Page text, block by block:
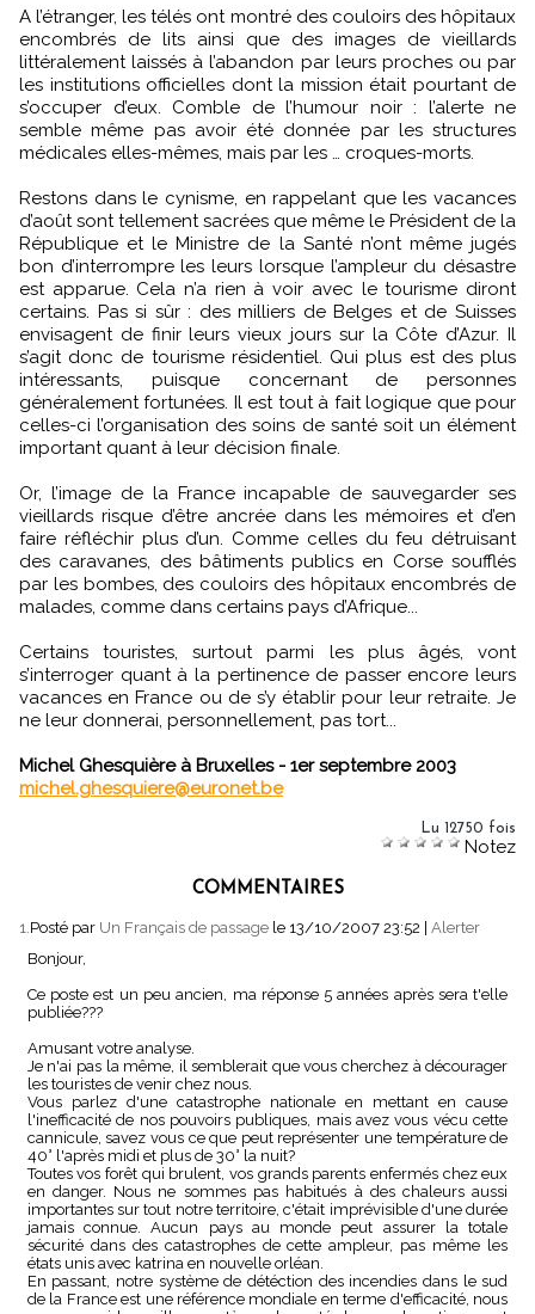
A l’étranger, les télés ont montré des couloirs des hôpitaux
encombrés de lits ainsi que des images de vieillards
littéralement laissés à l’abandon par leurs proches ou par
les institutions officielles dont la mission était pourtant de
s’occuper d’eux. Comble de l’humour noir : l’alerte ne
semble même pas avoir été donnée par les structures
médicales elles-mêmes, mais par les … croques-morts.
Restons dans le cynisme, en rappelant que les vacances
d’août sont tellement sacrées que même le Président de la
République et le Ministre de la Santé n’ont même jugés
bon d’interrompre les leurs lorsque l’ampleur du désastre
est apparue. Cela n’a rien à voir avec le tourisme diront
certains. Pas si sûr : des milliers de Belges et de Suisses
envisagent de finir leurs vieux jours sur la Côte d’Azur. Il
s’agit donc de tourisme résidentiel. Qui plus est des plus
intéressants, puisque concernant de personnes
généralement fortunées. Il est tout à fait logique que pour
celles-ci l’organisation des soins de santé soit un élément
important quant à leur décision finale.
Or, l’image de la France incapable de sauvegarder ses
vieillards risque d’être ancrée dans les mémoires et d’en
faire réfléchir plus d’un. Comme celles du feu détruisant
des caravanes, des bâtiments publics en Corse soufflés
par les bombes, des couloirs des hôpitaux encombrés de
malades, comme dans certains pays d’Afrique...
Certains touristes, surtout parmi les plus âgés, vont
s’interroger quant à la pertinence de passer encore leurs
vacances en France ou de s’y établir pour leur retraite. Je
ne leur donnerai, personnellement, pas tort...
Michel Ghesquière à Bruxelles - 1er septembre 2003
michel.ghesquiere@euronet.be
Lu 12750 fois
Notez
COMMENTAIRES
1. Posté par Un Français de passage le 13/10/2007 23:52 | Alerter
Bonjour,
Ce poste est un peu ancien, ma réponse 5 années après sera t'elle
publiée???
Amusant votre analyse.
Je n'ai pas la même, il semblerait que vous cherchez à décourager
les touristes de venir chez nous.
Vous parlez d'une catastrophe nationale en mettant en cause
l'inefficacité de nos pouvoirs publiques, mais avez vous vécu cette
cannicule, savez vous ce que peut représenter une température de
40° l'après midi et plus de 30° la nuit?
Toutes vos forêt qui brulent, vos grands parents enfermés chez eux
en danger. Nous ne sommes pas habitués à des chaleurs aussi
importantes sur tout notre territoire, c'était imprévisible d'une durée
jamais connue. Aucun pays au monde peut assurer la totale
sécurité dans des catastrophes de cette ampleur, pas même les
états unis avec katrina en nouvelle orléan.
En passant, notre système de détéction des incendies dans le sud
de la France est une référence mondiale en terme d'efficacité, nous